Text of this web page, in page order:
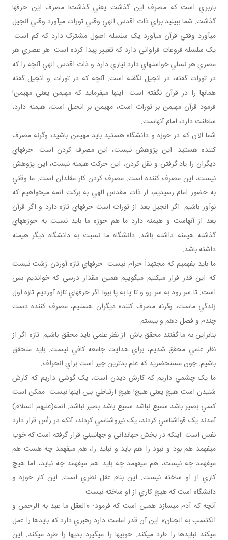
باربري است که مصرف اين گذشت يعني گذشت! مصرف اين حرف ها
گذشت. شما ببينيد براي ذات اقدس الهي وقتي تورات مي آورد وقتي انجيل
مي آورد وقتي قرآن مي آورد يک سلسله اصول مشترک دارد که کم است.
يک سلسله فروعات فراواني دارد که تغيير پيدا کرده است. هر عصري هر
مصري هر نسلي خواسته اي دارد نيازي دارد و ذات اقدس الهي آنچه را که
در تورات گفته، در انجيل نگفته است. آنچه که در تورات و انجيل گفته
همان ها را در قرآن نگفته است. اينها مي فرمايد که مهيمن يعني مهيمن!
فرمود قرآن مهيمن بر تورات است، مهيمن بر انجيل است، هيمنه دارد،
سلطنت دارد، امام آنهاست.
شما الآن که در حوزه و دانشگاه هستيد بايد مهيمن باشيد، وگرنه مصرف
کننده هستيد. اين پژوهش نيست، اين مصرف کردن است. حرف هاي
ديگران را ياد گرفتن و نقل کردن، اين حرکت هيمنه نيست، اين پژوهش
نيست، اين مصرف کننده است. مصرف کردن کار مقلدان است. ما وقتي
به حضور امام رسيديم، از ذات مقدس الهي به برکت ائمه مي خواهيم که
نوآور باشيم. اگر انجيل بعد از تورات است حرف هاي تازه دارد و اگر قرآن
بعد از آنهاست و هيمنه دارد ما هم حوزه ما بايد نسبت به حوزه هاي
گذشته هيمنه داشته باشد. دانشگاه ما نسبت به دانشگاه ديگر هيمنه
داشته باشد.
ما بايد بفهميم که مجتهداً حرام نيست. حرف هاي تازه آوردن زشت نيست
که اين قدر فرار مي کنيم مي گوييم همين مقدار درسي که خوانديم بس
است. تا سر رود به سر رو و تا پا به پا بپو! اگر حرف هاي تازه آورديم تازه اول
زندگي ماست، وگرنه مصرف کننده ديگران هستيم، مصرف کننده دست
چندم و فصل دهم و بيستم.
بنابراين به ما گفتند محقق باش. از نظر علمي بايد محقق باشيم. تازه اگر از
نظر علمي محقق شديم، براي هدايت جامعه کافي نيست. بايد متحقق
باشيم. چون مستحضريد که علم بدترين چيز است براي انحراف.
ما يک چشمي داريم که کارش ديدن است، يک گوشي داريم که کارش
شنيدن است هيچ يعني هيچ! هيچ ارتباطي بين اينها نيست. ممکن است
کسي بصير باشد سميع نباشد سميع باشد بصير نباشد. ائمه(عليهم السلام)
آمدند يک قواشناسي کردند، يک نيروشناسي کردند، آنکه در رأس قرار دارد
نفس است. اينکه در بخش جهان داني و جهان بيني قرار گرفته است که خوب
مي فهمد هم بود و نبود را هم بايد و نبايد را، هم مي فهمد چه هست هم
مي فهمد چه نيست، هم مي فهمد چه بايد هم مي فهمد چه نبايد، اما هيچ
کاري از او ساخته نيست. اين بنام عقل نظري است. اين کار حوزه و
دانشگاه است که هيچ کاري از او ساخته نيست.
آنچه که آدم مي سازد همين است که فرمود: «العقل ما عبد به الرحمن و
الکتسب به الجنان» اين آن قدر امامت دارد رهبري دارد که بايدها را عمل
مي کند نبايدها را طرد مي کند. خوبي ها را مي گيرد بدي ها را طرد مي کند. اين